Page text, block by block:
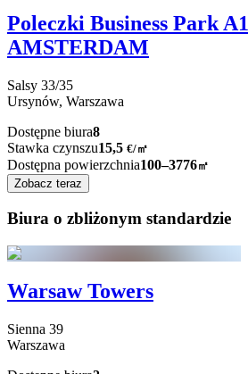
Poleczki Business Park A1
AMSTERDAM
Salsy 33/35
Ursynów, Warszawa
Dostępne biura8
Stawka czynszu15,5 €/㎡
Dostępna powierzchnia100–3776㎡
Zobacz teraz
Biura o zbliżonym standardzie
Warsaw Towers
Sienna 39
Warszawa